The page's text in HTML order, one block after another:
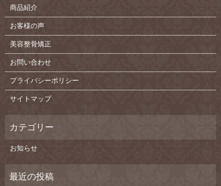
商品紹介
お客様の声
美容整骨矯正
お問い合わせ
プライバシーポリシー
サイトマップ
お知らせ